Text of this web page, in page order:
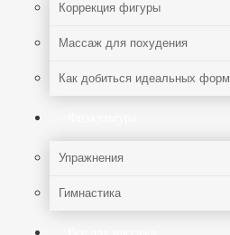
Коррекция фигуры
Массаж для похудения
Как добиться идеальных форм
Упражнения
Гимнастика